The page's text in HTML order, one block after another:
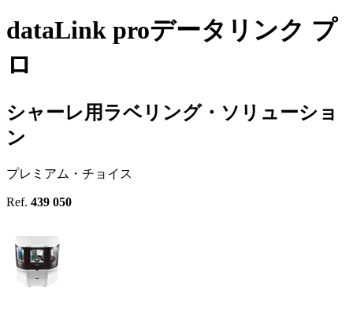
dataLink proデータリンク プ
ロ
シャーレ用ラベリング・ソリューショ
ン
プレミアム・チョイス
Ref. 439 050